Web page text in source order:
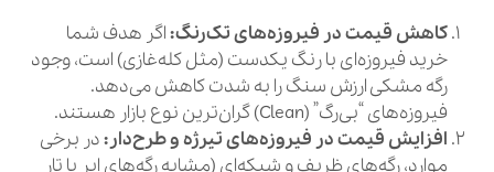
کاهش قیمت در فیروزه‌های تک‌رنگ:اگر هدف شما
خرید فیروزه‌ای با رنگ یکدست (مثل کله‌غازی) است، وجود
رگه مشکی ارزش سنگ را به شدت کاهش می‌دهد.
فیروزه‌های “بی‌رگ” (Clean) گران‌ترین نوع بازار هستند.
افزایش قیمت در فیروزه‌های تیرژه و طرح‌دار:در برخی
موارد، رگه‌های ظریف و شبکه‌ای (مشابه رگه‌های ابر یا تار